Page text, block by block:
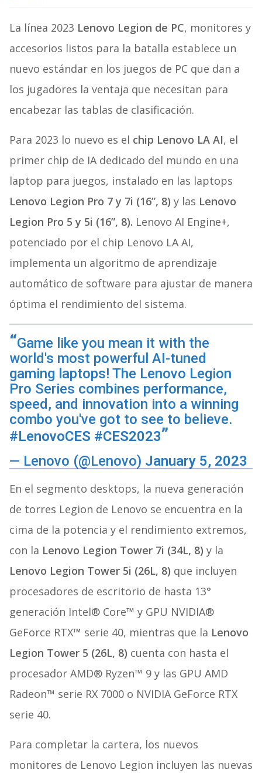
La línea 2023 Lenovo Legion de PC, monitores y
accesorios listos para la batalla establece un
nuevo estándar en los juegos de PC que dan a
los jugadores la ventaja que necesitan para
encabezar las tablas de clasificación.
Para 2023 lo nuevo es el chip Lenovo LA AI, el
primer chip de IA dedicado del mundo en una
laptop para juegos, instalado en las laptops
Lenovo Legion Pro 7 y 7i (16”, 8) y las Lenovo
Legion Pro 5 y 5i (16”, 8). Lenovo AI Engine+,
potenciado por el chip Lenovo LA AI,
implementa un algoritmo de aprendizaje
automático de software para ajustar de manera
óptima el rendimiento del sistema.
Game like you mean it with the
world's most powerful AI-tuned
gaming laptops! The Lenovo Legion
Pro Series combines performance,
speed, and innovation into a winning
combo you've got to see to believe.
#LenovoCES #CES2023
— Lenovo (@Lenovo) January 5, 2023
En el segmento desktops, la nueva generación
de torres Legion de Lenovo se encuentra en la
cima de la potencia y el rendimiento extremos,
con la Lenovo Legion Tower 7i (34L, 8) y la
Lenovo Legion Tower 5i (26L, 8) que incluyen
procesadores de escritorio de hasta 13°
generación Intel® Core™ y GPU NVIDIA®
GeForce RTX™ serie 40, mientras que la Lenovo
Legion Tower 5 (26L, 8) cuenta con hasta el
procesador AMD® Ryzen™ 9 y las GPU AMD
Radeon™ serie RX 7000 o NVIDIA GeForce RTX
serie 40.
Para completar la cartera, los nuevos
monitores de Lenovo Legion incluyen las nuevas